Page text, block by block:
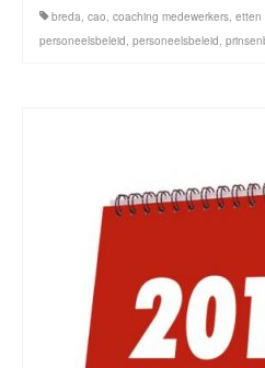
breda, cao, coaching medewerkers, etten
personeelsbeleid, personeelsbeleid,